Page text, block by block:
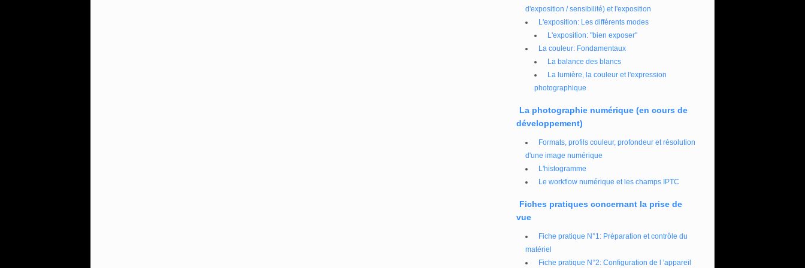
d'exposition / sensibilité) et l'exposition
L'exposition: Les différents modes
L'exposition: "bien exposer"
La couleur: Fondamentaux
La balance des blancs
La lumière, la couleur et l'expression
photographique
La photographie numérique (en cours de
développement)
Formats, profils couleur, profondeur et résolution
d'une image numérique
L'histogramme
Le workflow numérique et les champs IPTC
Fiches pratiques concernant la prise de
vue
Fiche pratique N°1: Préparation et contrôle du
matériel
Fiche pratique N°2: Configuration de l 'appareil